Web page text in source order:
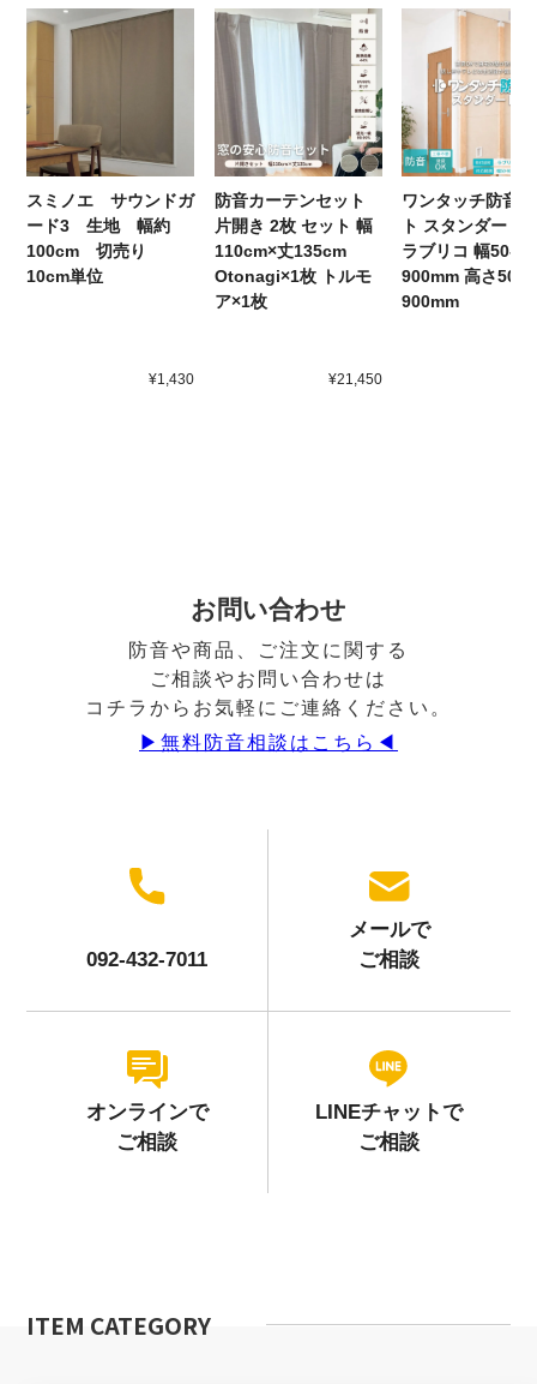
スミノエ サウンドガ
ード3 生地 幅約
100cm 切売り
10cm単位
¥1,430
防音カーテンセット
片開き 2枚 セット 幅
110cm×丈135cm
Otonagi×1枚 トルモ
ア×1枚
¥21,450
ワンタッチ防音
ト スタンダード
ラブリコ 幅50-
900mm 高さ50-
900mm
お問い合わせ
防音や商品、ご注文に関する
ご相談やお問い合わせは
コチラからお気軽にご連絡ください。
▶︎無料防音相談はこちら◀︎
092-432-7011
メールで
ご相談
オンラインで
ご相談
LINEチャットで
ご相談
ITEM CATEGORY